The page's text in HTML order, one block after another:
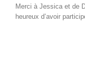
Merci à Jessica et de
heureux d’avoir